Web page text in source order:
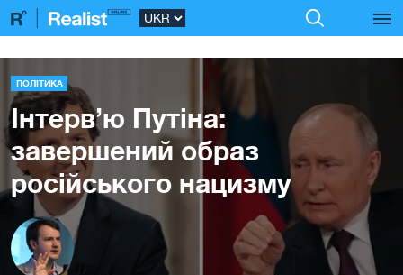
ПОЛІТИКА
Інтерв’ю Путіна:
завершений образ
російського нацизму